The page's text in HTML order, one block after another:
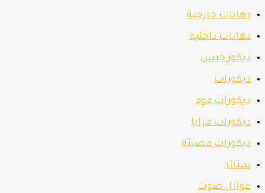
دهانات خارجية
دهانات داخلية
ديكور جبس
ديكورات
ديكورات فوم
ديكورات مرايا
ديكورات مضيئة
ستائر
عوازل صوت